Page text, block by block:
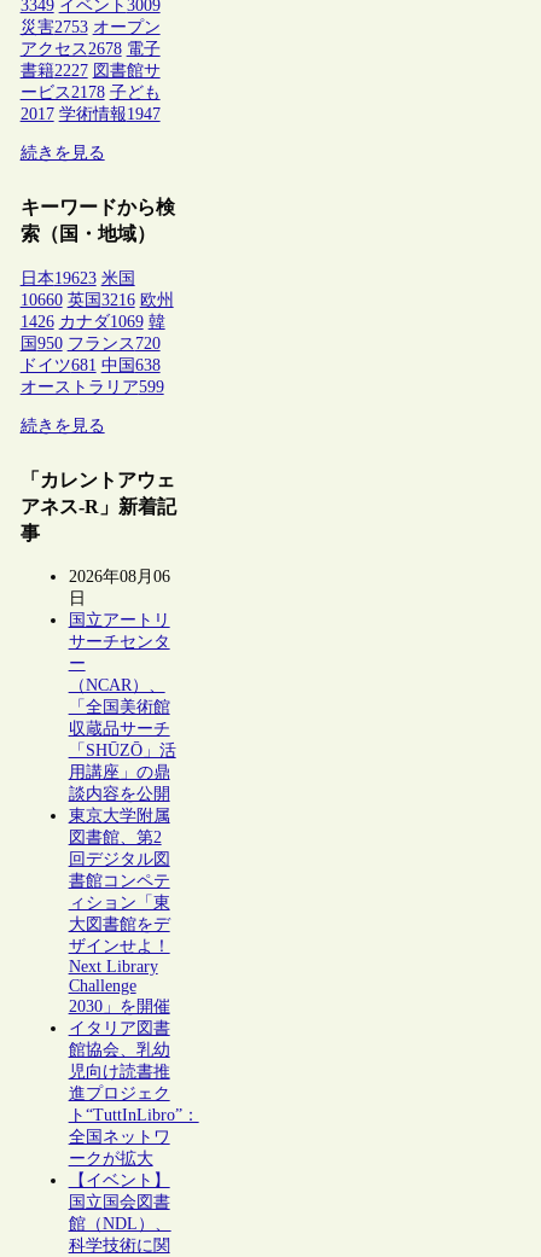
3349 イベント 3009
災害2753 オープン
アクセス2678 電子
書籍2227 図書館サ
ービス2178 子ども
2017 学術情報1947
続きを見る
キーワードから検
索（国・地域）
日本19623 米国
10660 英国3216 欧州
1426 カナダ1069 韓
国950 フランス 720
ドイツ681 中国638
オーストラリア599
続きを見る
「カレントアウェ
アネス-R」新着記
事
2026年08月06
日
国立アートリ
サーチセンタ
ー
（NCAR）、
「全国美術館
収蔵品サーチ
「SHŪZŌ」活
用講座」の鼎
談内容を公開
東京大学附属
図書館、第2
回デジタル図
書館コンペテ
ィション「東
大図書館をデ
ザインせよ！
Next Library
Challenge
2030」を開催
イタリア図書
館協会、乳幼
児向け読書推
進プロジェク
ト“TuttInLibro”：
全国ネットワ
ークが拡大
【イベント】
国立国会図書
館（NDL）、
科学技術に関